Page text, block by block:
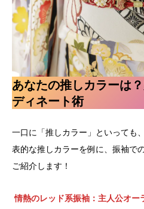
あなたの推しカラーは
ディネート術
一口に「推しカラー」といっても
表的な推しカラーを例に、振袖で
ご紹介します！
情熱のレッド系振袖：主人公オー